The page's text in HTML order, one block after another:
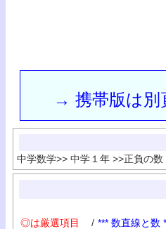
→ 携帯版は別
中学数学>> 中学１年 >>正負の数
◎は厳選項目 / *** 数直線と数